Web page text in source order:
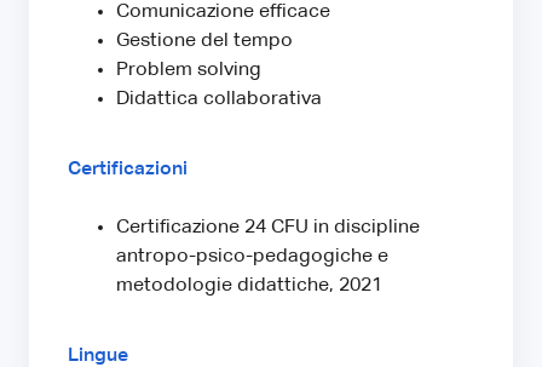
Comunicazione efficace
Gestione del tempo
Problem solving
Didattica collaborativa
Certificazioni
Certificazione 24 CFU in discipline
antropo-psico-pedagogiche e
metodologie didattiche, 2021
Lingue